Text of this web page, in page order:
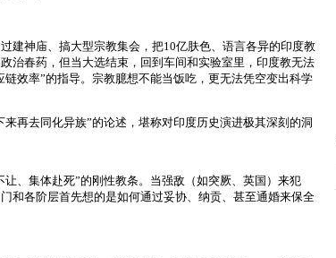
建神庙、搞大型宗教集会，把10亿肤色、语言各异的印度教
治春药 ，但当大选结束，回到车间和实验室里，印度教无法
效率”的指导。宗教臆想不能当饭吃，更无法凭空变出科学
来再去同化异族”的论述，堪称对印度历史演进极其深刻的洞
让、集体赴死”的刚性教条。当强敌（如突厥、英国）来犯
和各阶层首先想的是如何通过妥协、纳贡、甚至通婚来保全